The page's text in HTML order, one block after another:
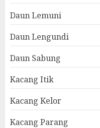
Daun Lemuni
Daun Lengundi
Daun Sabung
Kacang Itik
Kacang Kelor
Kacang Parang